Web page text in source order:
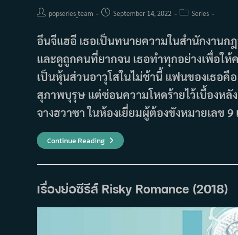
Postpopseries_team
PostSeptember 14, 2022
PostSeries
อึนจีแฮอี เธอเป็นทนายความในสำนักงาน
และดูถูกคนที่ยากจน เธอทำทุกอย่างเพื่อให้
เป็นหุ้นส่วนอาวุโสในไม่ช้านี้ แฟนของเธอคื
สุภาพบุรุษ แต่ซ่อนความโหดร้ายไว้เบื้องห
จางฮวาซา ในห้องเยี่ยมผู้ต้องขังหมายเลข
Continue Readingเรื่อง
ย่อ
Room
9
(2018)
เรื่องย่อซีรีส์ Risky Romance (2018)